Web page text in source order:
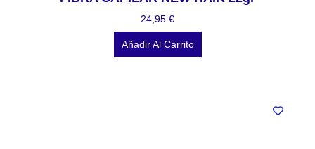
24,95 €
Añadir Al Carrito